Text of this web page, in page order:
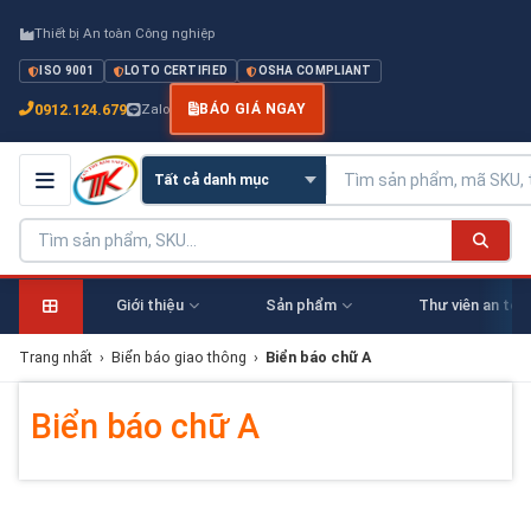
Thiết bị An toàn Công nghiệp
ISO 9001 LOTO CERTIFIED OSHA COMPLIANT
0912.124.679 Zalo BÁO GIÁ NGAY
Giới thiệu Sản phẩm Thư viên an
Trang nhất › Biển báo giao thông › Biển báo chữ A
Biển báo chữ A